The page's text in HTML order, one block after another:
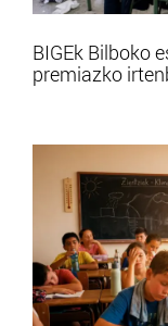
BIGEk Bilboko
premiazko